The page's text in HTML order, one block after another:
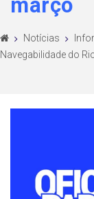
março
Notícias
Navegabilidade do Rio